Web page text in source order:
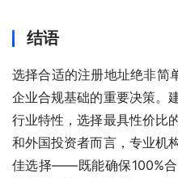
结语
选择合适的注册地址绝非简
企业合规基础的重要决策。
行业特性，选择最具性价比
和外国投资者而言，专业机
佳选择——既能确保100%